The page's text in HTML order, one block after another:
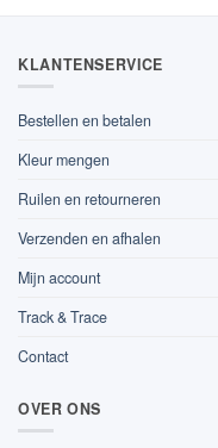
KLANTENSERVICE
Bestellen en betalen
Kleur mengen
Ruilen en retourneren
Verzenden en afhalen
Mijn account
Track & Trace
Contact
OVER ONS